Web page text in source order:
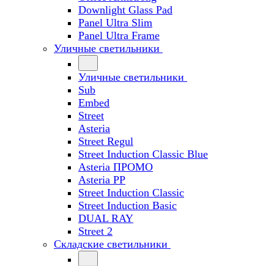
Downlight Glass Pad
Panel Ultra Slim
Panel Ultra Frame
Уличные светильники
Уличные светильники
Sub
Embed
Street
Asteria
Street Regul
Street Induction Classic Blue
Asteria ПРОМО
Asteria PP
Street Induction Classic
Street Induction Basic
DUAL RAY
Street 2
Складские светильники